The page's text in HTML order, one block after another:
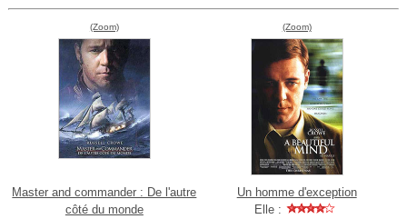
(Zoom)
Master and commander : De l'autre
côté du monde
(Zoom)
Un homme d'exception
Elle :